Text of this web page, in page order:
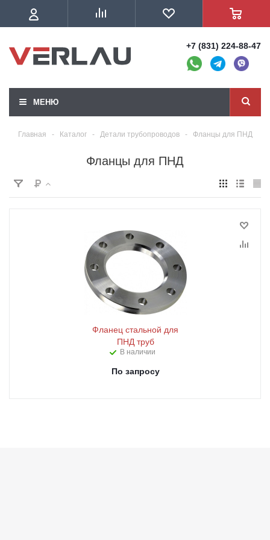
+7 (831) 224-88-47
МЕНЮ
Главная - Каталог - Детали трубопроводов - Фланцы для ПНД
Фланцы для ПНД
Фланец стальной для
ПНД труб
В наличии
По запросу